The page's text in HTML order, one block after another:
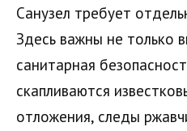
Санузел требует
Здесь важны не только
санитарная
скапливаются
отложения, следы